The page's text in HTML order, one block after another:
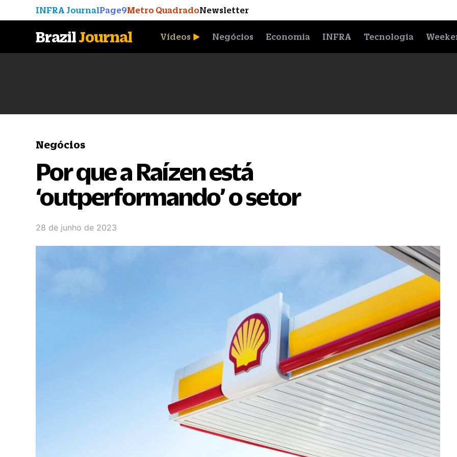
INFRA JournalPage9Metro QuadradoNewsletter
BrazilJournal Vídeos Negócios Economia INFRA Tecnologia
Negócios
Por que a Raízen está
‘outperformando’ o setor
28 de junho de 2023